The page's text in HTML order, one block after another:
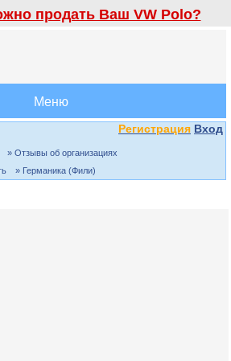
продать Ваш VW Polo?
Меню
Регистрация Вход
» Отзывы об организациях
» Германика (Фили)